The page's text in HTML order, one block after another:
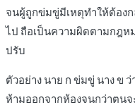
จนผู้ถูกข่มขู่มีเหตุทำให้ต้อง
ไป ถือเป็นความผิดตามกฎห
ปรับ
ตัวอย่าง นาย ก ข่มขู่ นาง ข
ห้ามออกจากห้องจนกว่าตน